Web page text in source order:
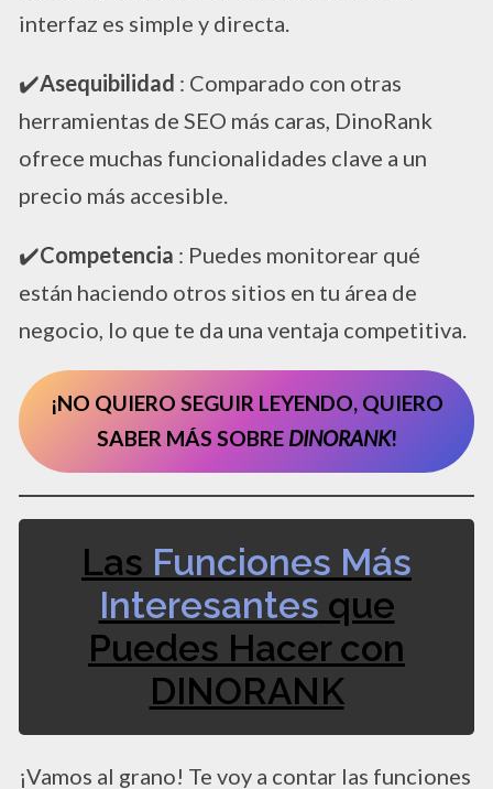
interfaz es simple y directa.
​✔️​Asequibilidad : Comparado con otras
herramientas de SEO más caras, DinoRank
ofrece muchas funcionalidades clave a un
precio más accesible.
​✔️​Competencia : Puedes monitorear qué
están haciendo otros sitios en tu área de
negocio, lo que te da una ventaja competitiva.
¡NO QUIERO SEGUIR LEYENDO, QUIERO
SABER MÁS SOBRE DINORANK!
Las Funciones Más
Interesantes que
Puedes Hacer con
DINORANK
¡Vamos al grano! Te voy a contar las funciones